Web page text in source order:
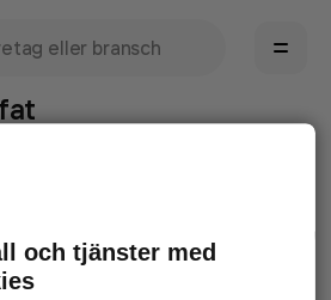
snabbare kan avhjälpa det.
i webbläsaren och försök igen
och tjänster med